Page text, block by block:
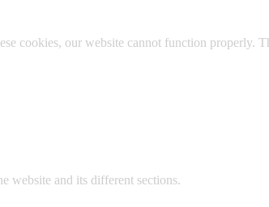
cookies, our website cannot function
website and its different sections.